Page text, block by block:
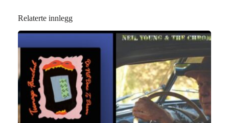
Relaterte innlegg